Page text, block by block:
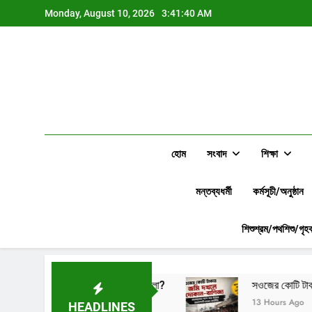
to
Monday, August 10, 2026 3:41:41 AM
হোম সংবাদ শিক্ষা
মন্তব্যধর্মী কর্মসূচী/অনুষ্ঠান
শিশুশ্রম/পথশিশু/
HEADLINES
সওজের কোটি টাকার জমি দখলে
13 Hours Ago